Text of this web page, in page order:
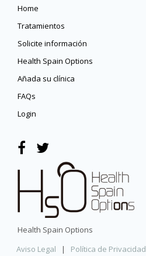
Home
Tratamientos
Solicite información
Health Spain Options
Añada su clínica
FAQs
Login
Health Spain Options
Aviso Legal
| Política de Privacidad